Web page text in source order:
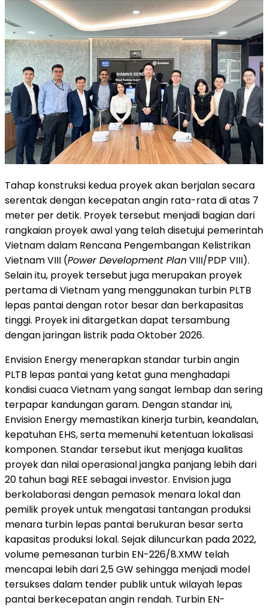
Tahap konstruksi kedua proyek akan berjalan secara
serentak dengan kecepatan angin rata-rata di atas 7
meter per detik. Proyek tersebut menjadi bagian dari
rangkaian proyek awal yang telah disetujui pemerintah
Vietnam dalam Rencana Pengembangan Kelistrikan
Vietnam VIII (Power Development PlanVIII/PDP VIII).
Selain itu, proyek tersebut juga merupakan proyek
pertama di Vietnam yang menggunakan turbin PLTB
lepas pantai dengan rotor besar dan berkapasitas
tinggi. Proyek ini ditargetkan dapat tersambung
dengan jaringan listrik pada Oktober 2026.
Envision Energy menerapkan standar turbin angin
PLTB lepas pantai yang ketat guna menghadapi
kondisi cuaca Vietnam yang sangat lembap dan sering
terpapar kandungan garam. Dengan standar ini,
Envision Energy memastikan kinerja turbin, keandalan,
kepatuhan EHS, serta memenuhi ketentuan lokalisasi
komponen. Standar tersebut ikut menjaga kualitas
proyek dan nilai operasional jangka panjang lebih dari
20 tahun bagi REE sebagai investor. Envision juga
berkolaborasi dengan pemasok menara lokal dan
pemilik proyek untuk mengatasi tantangan produksi
menara turbin lepas pantai berukuran besar serta
kapasitas produksi lokal. Sejak diluncurkan pada 2022,
volume pemesanan turbin EN-226/8.XMW telah
mencapai lebih dari 2,5 GW sehingga menjadi model
tersukses dalam tender publik untuk wilayah lepas
pantai berkecepatan angin rendah. Turbin EN-